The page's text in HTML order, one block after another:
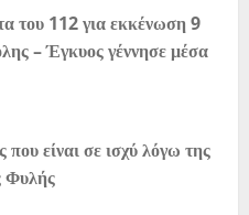
του 112 για εκκένωση 9
– Έγκυος γέννησε μέσα
είναι σε ισχύ λόγω της
Φυλής